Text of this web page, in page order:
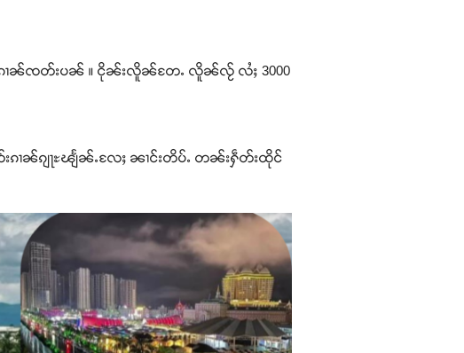
ႈၵၢၼ်ၸတ်းပၼ် ။ ငိုၼ်းလိူၼ်တႄႉ လိူၼ်လႂ် လႆႈ 3000
ၢၼ်ၵျႃႊၽျႅၼ်ႉလႄႈ ၼၢင်းတိပ်ႉ တၼ်းႁဵတ်းထိုင်